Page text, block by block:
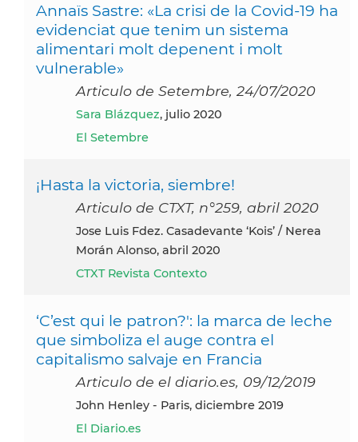
Annaïs Sastre: «La crisi de la Covid-19 ha
evidenciat que tenim un sistema
alimentari molt depenent i molt
vulnerable»
Articulo de Setembre, 24/07/2020
Sara Blázquez, julio 2020
El Setembre
¡Hasta la victoria, siembre!
Articulo de CTXT, n°259, abril 2020
Jose Luis Fdez. Casadevante ‘Kois’ / Nerea
Morán Alonso, abril 2020
CTXT Revista Contexto
‘C’est qui le patron?': la marca de leche
que simboliza el auge contra el
capitalismo salvaje en Francia
Articulo de el diario.es, 09/12/2019
John Henley - Paris, diciembre 2019
El Diario.es